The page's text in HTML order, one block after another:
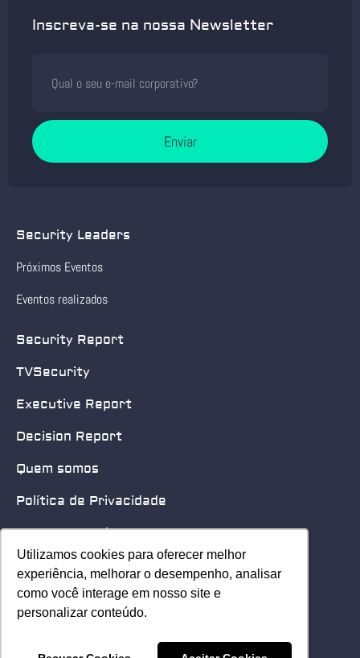
Utilizamos cookies para oferecer melhor
experiência, melhorar o desempenho, analisar
como você interage em nosso site e
personalizar conteúdo.
Utilizamos cookies para oferecer melhor
experiência, melhorar o desempenho, analisar
como você interage em nosso site e
personalizar conteúdo.
Inscreva-se na nossa Newsletter
Enviar
Security Leaders
Próximos Eventos
Eventos realizados
Security Report
TVSecurity
Executive Report
Decision Report
Quem somos
Política de Privacidade
Quero patrocinar
Contato
Home
© 2025 Security Leader. Todos os Direitos Reservados.